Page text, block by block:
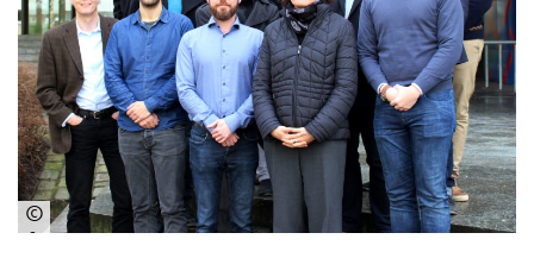
©
IfA